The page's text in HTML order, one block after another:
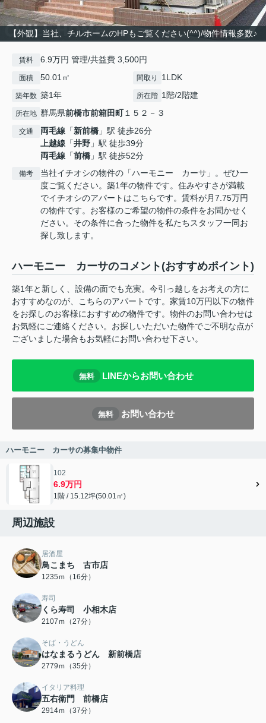
【外観】当社、チルホームのHPもご覧ください(^^)/物件情報多数♪
賃料 6.9万円 管理/共益費 3,500円
面積 50.01㎡ 間取り 1LDK
築年数 築1年 所在階 1階/2階建
所在地 群馬県前橋市前箱田町１５２－３
交通 両毛線 「新前橋 」駅 徒歩26分
上越線 「井野 」駅 徒歩39分
両毛線 「前橋 」駅 徒歩52分
備考
当社イチオシの物件の「ハーモニー カーサ」。ぜひ一
度ご覧ください。築1年の物件です。住みやすさが満載
でイチオシのアパートはこちらです。賃料が月7.75万円
の物件です。お客様のご希望の物件の条件をお聞かせく
ださい。その条件に合った物件を私たちスタッフ一同お
探し致します。
ハーモニー カーサのコメント(おすすめポイント)
築1年と新しく、設備の面でも充実。今引っ越しをお考えの方に
おすすめなのが、こちらのアパートです。家賃10万円以下の物件
をお探しのお客様におすすめの物件です。物件のお問い合わせは
お気軽にご連絡ください。お探しいただいた物件でご不明な点が
ございました場合もお気軽にお問い合わせ下さい。
無料 LINEからお問い合わせ
無料 お問い合わせ
ハーモニー カーサの募集中物件
102
6.9万円
1階 / 15.12坪(50.01㎡)
周辺施設
居酒屋
鳥こまち 古市店
1235ｍ（16分）
寿司
くら寿司 小相木店
2107ｍ（27分）
そば・うどん
はなまるうどん 新前橋店
2779ｍ（35分）
イタリア料理
五右衛門 前橋店
2914ｍ（37分）